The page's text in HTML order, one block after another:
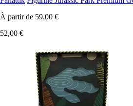
À partir de 59,00 €
52,00 €